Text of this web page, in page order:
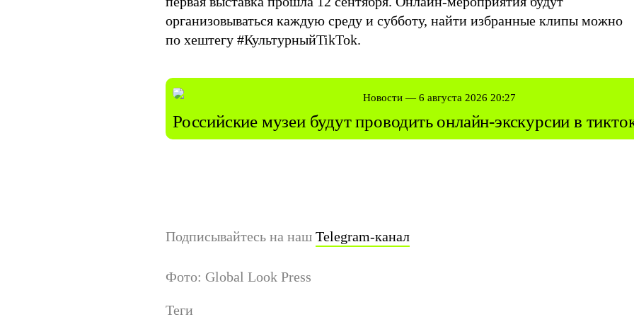
организовываться каждую среду и субботу, найти избранные клипы можно
по хештегу #КультурныйTikTok.
Новости — 6 августа 2026 20:27
Российские музеи будут проводить онлайн-экскурсии в
Подписывайтесь на наш Telegram-канал
Фото: Global Look Press
Теги